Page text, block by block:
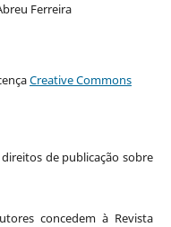
Ferreira
Creative Commons
de publicação sobre
concedem à Revista